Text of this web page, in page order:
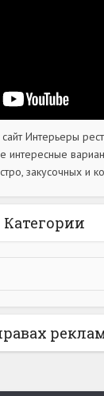
Интерьеры
интересные
закусочных и
Категории